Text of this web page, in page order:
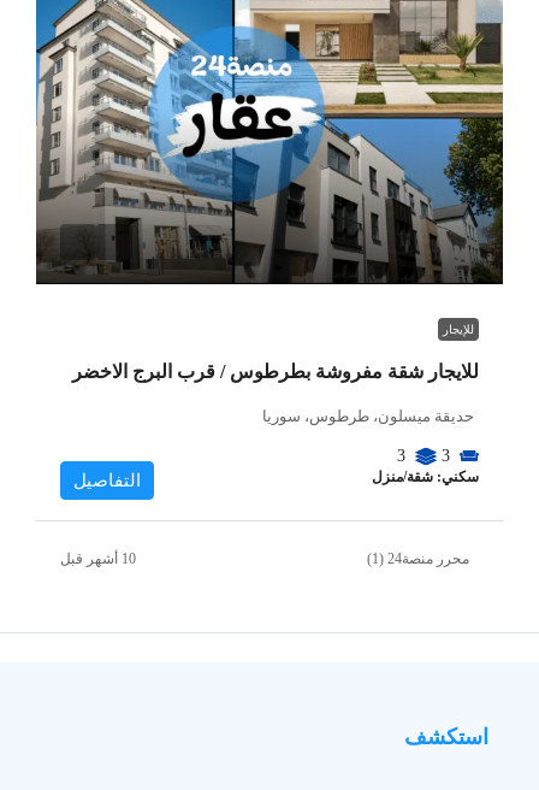
للإيجار
للايجار شقة مفروشة بطرطوس / قرب البرج الاخضر
حديقة ميسلون، طرطوس، سوريا
3
3
سكني: شقة/منزل التفاصيل
محرر منصة24 (1)
استكشف